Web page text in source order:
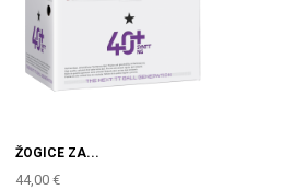
ŽOGICE ZA...
44,00 €